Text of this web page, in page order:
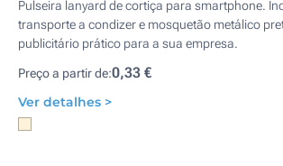
Pulseira lanyard de cortiça para smartphone.
transporte a condizer e mosquetão metálico
publicitário prático para a sua empresa.
Preço a partir de:0,33 €
Ver detalhes >